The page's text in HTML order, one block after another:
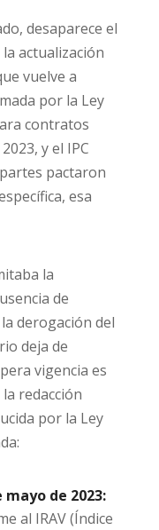
desaparece el
actualización
vuelve a
por la Ley
contratos
y el IPC
pactaron
esa
la
de
derogación del
deja de
vigencia es
redacción
por la Ley
de 2023:
al IRAV (Índice